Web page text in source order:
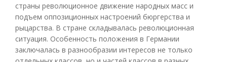
страны революционное движение народных масс и
подъем оппозиционных настроений бюргерства и
рыцарства. В стране складывалась революционная
ситуация. Особенность положения в Германии
заключалась в разнообразии интересов не только